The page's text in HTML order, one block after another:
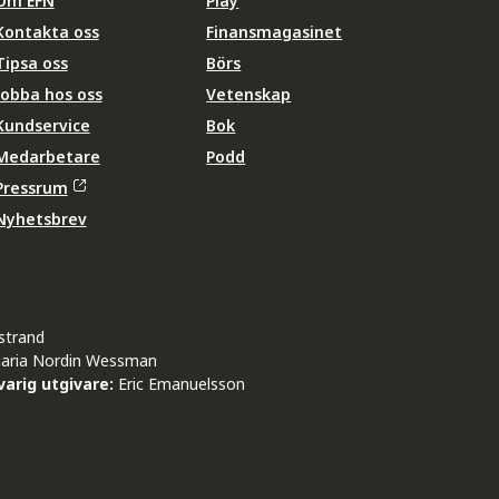
oss
oss
hos oss
Finansmagasinet
Börs
Vetenskap
Bok
Podd
Nordin Wessman
utgivare: Eric Emanuelsson